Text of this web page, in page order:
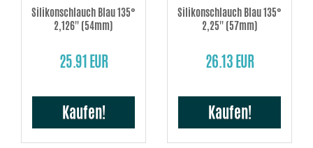
Silikonschlauch Blau 135°
2,126'' (54mm)
25.91 EUR
Kaufen!
Silikonschlauch Blau 135°
2,25'' (57mm)
26.13 EUR
Kaufen!